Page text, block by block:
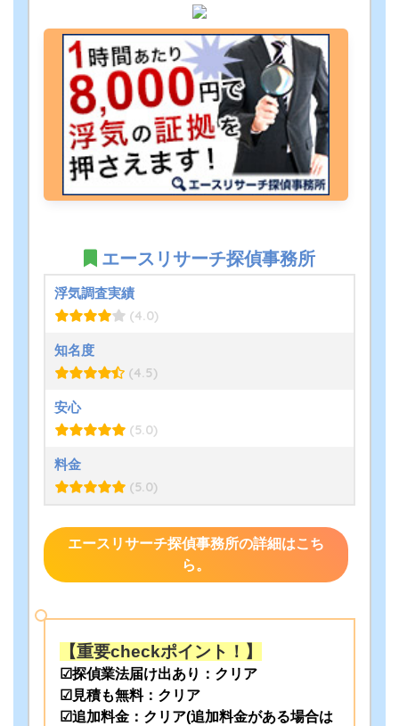
エースリサーチ探偵事務所
浮気調査実績
(4.0)
知名度
(4.5)
安心
(5.0)
料金
(5.0)
エースリサーチ探偵事務所の詳細はこち
ら。
【重要checkポイント！】
☑探偵業法届け出あり：クリア
☑見積も無料：クリア
☑追加料金：クリア(追加料金がある場合は